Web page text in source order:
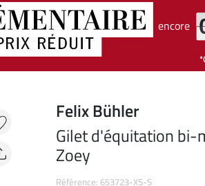
encore
Felix Bühler
Gilet d'équitation bi-
Zoey
Référence: 653723-XS-S